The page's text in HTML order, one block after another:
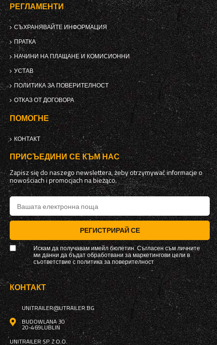
РЕГЛАМЕНТИ
СЪХРАНЯВАЙТЕ ИНФОРМАЦИЯ
ПРАТКА
НАЧИНИ НА ПЛАЩАНЕ И КОМИСИОННИ
УСТАВ
ПОЛИТИКА ЗА ПОВЕРИТЕЛНОСТ
ОТКАЗ ОТ ДОГОВОРА
ПОМОГНЕ
КОНТАКТ
ПРИСЪЕДИНИ СЕ КЪМ НАС
Zapisz się do naszego newslettera, żeby otrzymywać informacje o
nowościach i promocjach na bieżąco.
РЕГИСТРИРАЙ СЕ
Искам да получавам имейл бюлетин. Съгласен съм личните
ми данни да бъдат обработвани за маркетингови цели в
съответствие сполитика за поверителност
КОНТАКТ
UNITRAILER@UTRAILER.BG
BUDOWLANA 30
20-469LUBLIN
UNITRAILER SP. Z O.O.